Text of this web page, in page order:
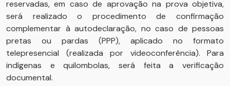
reservadas, em caso de aprovação na prova objetiva,
será realizado o procedimento de confirmação
complementar à autodeclaração, no caso de pessoas
pretas ou pardas (PPP), aplicado no formato
telepresencial (realizada por videoconferência). Para
indígenas e quilombolas, será feita a verificação
documental.